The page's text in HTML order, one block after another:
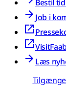
Bestil
Job i
Læs